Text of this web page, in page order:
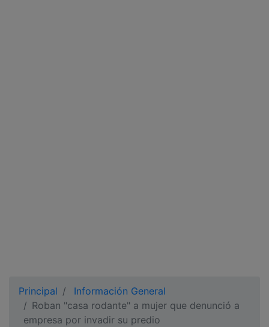
Principal
Información General
Roban "casa rodante" a mujer que denunció a
empresa por invadir su predio